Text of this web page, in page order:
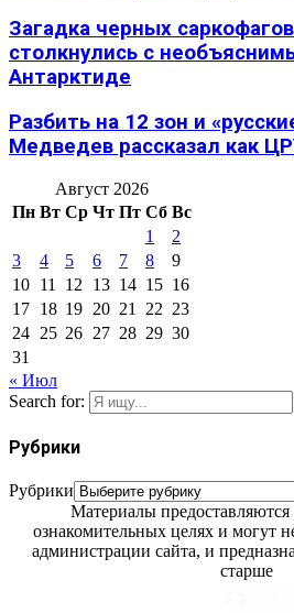
Загадка черных
столкнулись с
Антарктиде
Разбить на 12 зон и
Медведев рассказал как
Август 2026
Пн Вт Ср Чт Пт Сб Вс
1
2
3
4 5 6 7 8
9
10 11 12 13 14 15 16
17 18 19 20 21 22 23
24 25 26 27 28 29 30
31
« Июл
Search for:
Рубрики
Рубрики
Материалы
ознакомительных целях и могут
администрации сайта, и
старше